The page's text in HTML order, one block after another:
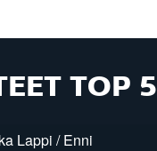
TOP 5
Lappi / Enni